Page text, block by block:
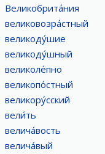
Великобрита́ния
великовозра́стный
великоду́шие
великоду́шный
великоле́пно
великопо́стный
великору́сский
вели́ть
велича́вость
велича́вый